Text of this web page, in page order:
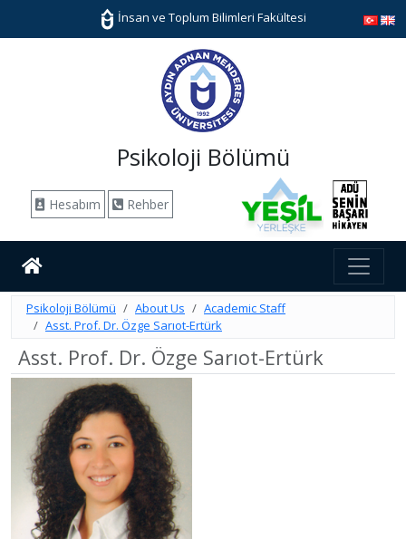
İnsan ve Toplum Bilimleri Fakültesi
Psikoloji Bölümü
Hesabım Rehber
Psikoloji Bölümü About Us
Academic Staff
Asst. Prof. Dr. Özge Sarıot-Ertürk
Asst. Prof. Dr. Özge Sarıot-Ertürk